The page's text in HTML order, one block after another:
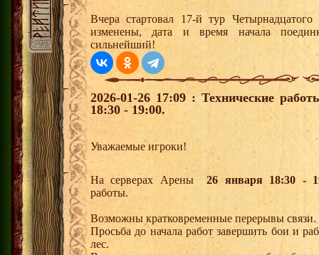
Вчера стартовал 17-й тур
изменены, дата и время начала
сильнейший!
2026-01-26 17:09 : Технические
18:30 - 19:00.
Уважаемые игроки!
На серверах Арены
26 января 18:30 -
работы.
Возможны кратковременные перерывы связи.
Просьба до начала работ завершить бои и
лес.